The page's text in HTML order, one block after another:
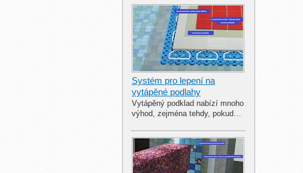
Systém pro lepení na
vytápěné podlahy
Vytápěný podklad nabízí mnoho
výhod, zejména tehdy, pokud…